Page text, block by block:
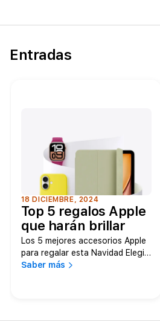
Entradas
18 DICIEMBRE, 2024
Top 5 regalos Apple
que harán brillar
estas fiestas
decembrinas
Los 5 mejores accesorios Apple
para regalar esta Navidad Elegir
el regalo perfecto para las
Saber más